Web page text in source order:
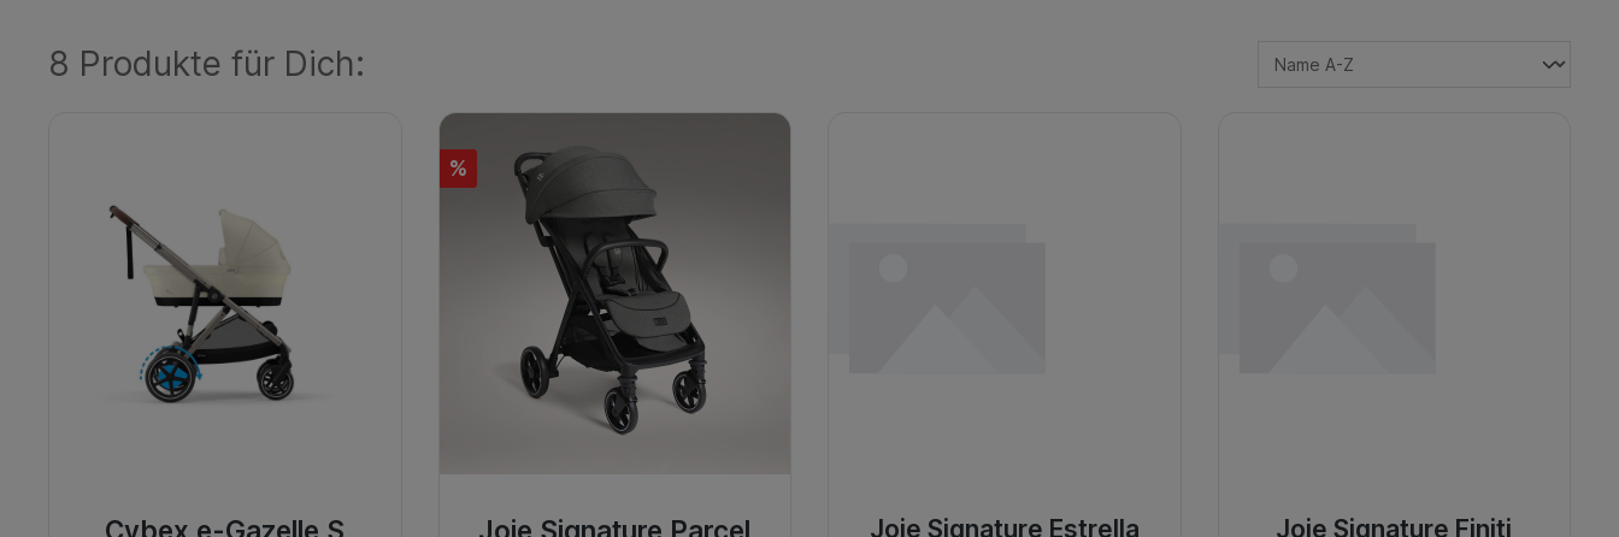
8 Produkte für Dich:
Cybex e-Gazelle S
%
Joie Signature Parcel Joie Signature Estrella Joie Signature Finiti